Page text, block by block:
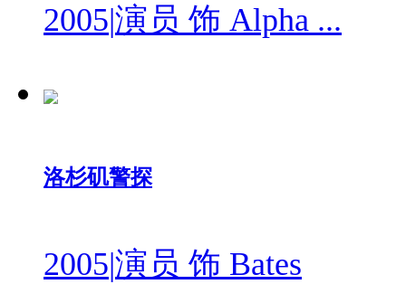
2005|演员 饰 Alpha ...
洛杉矶警探
2005|演员 饰 Bates